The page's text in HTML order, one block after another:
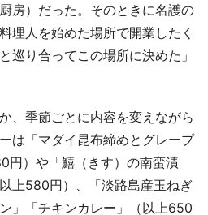
房）だった。そのときに名護の
理人を始めた場所で開業したく
巡り合ってこの場所に決めた」
、季節ごとに内容を変えながら
は「マダイ昆布締めとグレープ
円）や「鱚（きす）の南蛮漬
上580円）、「淡路島産玉ねぎ
」「チキンカレー」（以上650